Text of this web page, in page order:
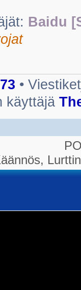
Baidu
•
käyttäjä